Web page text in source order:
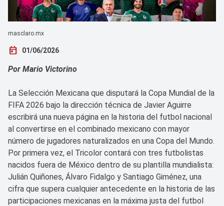
masclaro.mx
today 01/06/2026
Por Mario Victorino
La Selección Mexicana que disputará la Copa Mundial de la
FIFA 2026 bajo la dirección técnica de Javier Aguirre
escribirá una nueva página en la historia del futbol nacional
al convertirse en el combinado mexicano con mayor
número de jugadores naturalizados en una Copa del Mundo.
Por primera vez, el Tricolor contará con tres futbolistas
nacidos fuera de México dentro de su plantilla mundialista:
Julián Quiñones, Álvaro Fidalgo y Santiago Giménez, una
cifra que supera cualquier antecedente en la historia de las
participaciones mexicanas en la máxima justa del futbol